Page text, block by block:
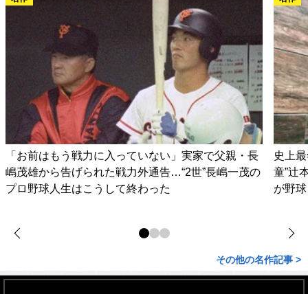
「お前はもう戦力に入っていない」実家で父親・長
嶋茂雄から告げられた戦力外通告…“2世”長嶋一茂の
プロ野球人生はこうして終わった
史上
童”辻
が野
その他の名作記事 >